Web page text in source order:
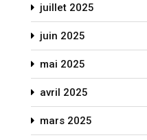
juillet 2025
juin 2025
mai 2025
avril 2025
mars 2025